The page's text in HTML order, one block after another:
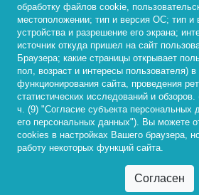
Министерство просвещения РФ
https://edu.gov.ru/
Федеральный портал
http://www.edu.ru/
© 2026, ФГБОУ ВО «Байкальский
университет»
обработку файлов cookie,
местоположении; тип и версия ОС; тип и
устройства и разрешение его экрана;
источник откуда пришел на сайт
Браузера; какие страницы открывает
пол, возраст и интересы пользователя) в
функционирования сайта, проведения
статистических исследований и
ч. (9) "Согласие субъекта персональных
его персональных данных"). Вы можете
cookies в настройках Вашего браузера,
работу некоторых функций сайта.